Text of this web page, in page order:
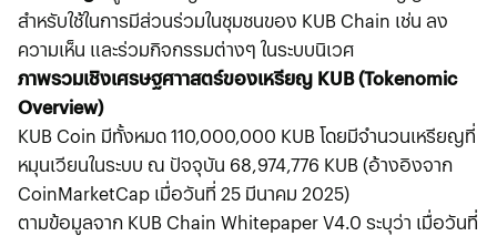
สำหรับใช้ในการมีส่วนร่วมในชุมชนของ KUB Chain เช่น ลง
ความเห็น และร่วมกิจกรรมต่างๆ ในระบบนิเวศ
ภาพรวมเชิงเศรษฐศาาสตร์ของเหรียญ KUB (Tokenomic
Overview)
KUB Coin มีทั้งหมด 110,000,000 KUB โดยมีจำนวนเหรียญที่
หมุนเวียนในระบบ ณ ปัจจุบัน 68,974,776 KUB (อ้างอิงจาก
CoinMarketCap เมื่อวันที่ 25 มีนาคม 2025)
ตามข้อมูลจาก KUB Chain Whitepaper V4.0 ระบุว่า เมื่อวันที่